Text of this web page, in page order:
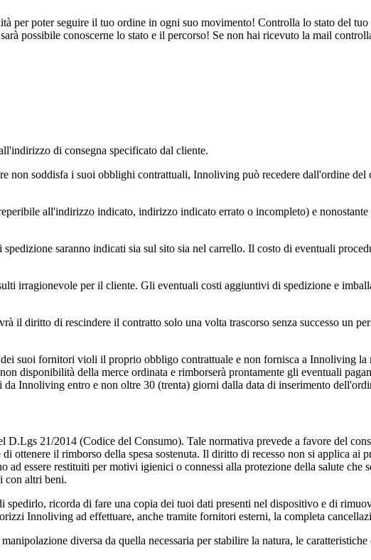
per poter seguire il tuo ordine in ogni suo movimento! Controlla lo stato del
possibile conoscerne lo stato e il percorso! Se non hai ricevuto la mail
di consegna specificato dal cliente.
non soddisfa i suoi obblighi contrattuali, Innoliving può recedere dall'ordine del
all'indirizzo indicato, indirizzo indicato errato o incompleto) e
saranno indicati sia sul sito sia nel carrello. Il costo di eventuali
irragionevole per il cliente. Gli eventuali costi aggiuntivi di spedizione e
il diritto di rescindere il contratto solo una volta trascorso senza successo un
suoi fornitori violi il proprio obbligo contrattuale e non fornisca a Innoliving la
disponibilità della merce ordinata e rimborserà prontamente gli eventuali
Innoliving entro e non oltre 30 (trenta) giorni dalla data di inserimento
21/2014 (Codice del Consumo). Tale normativa prevede a favore del
ottenere il rimborso della spesa sostenuta. Il diritto di recesso non si applica ai
essere restituiti per motivi igienici o connessi alla protezione della salute che
con altri beni.
ricorda di fare una copia dei tuoi dati presenti nel dispositivo e di
Innoliving ad effettuare, anche tramite fornitori esterni, la completa
diversa da quella necessaria per stabilire la natura, le